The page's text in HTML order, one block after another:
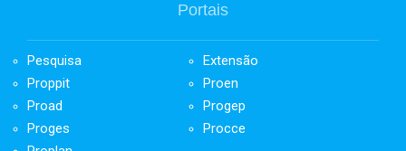
Portais
Pesquisa
Extensão
Proppit
Proen
Proad
Progep
Proges
Procce